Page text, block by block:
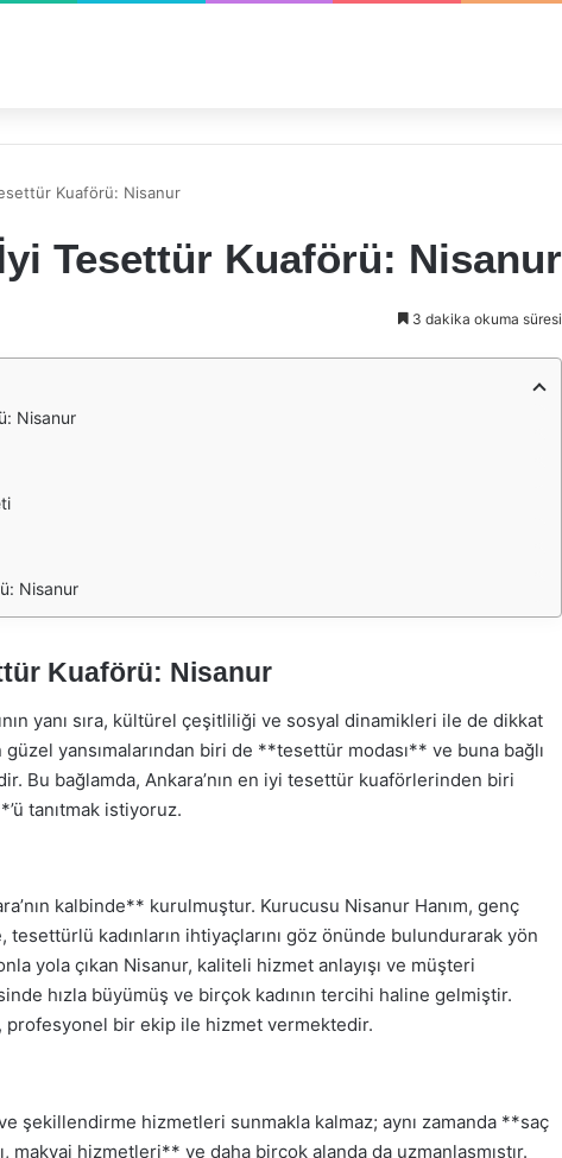
Kuaförü: Nisanur
Tesettür Kuaförü: Nisanur
3 dakika okuma süresi
Nisanur
Nisanur
Kuaförü: Nisanur
yanı sıra, kültürel çeşitliliği ve sosyal dinamikleri ile de dikkat
yansımalarından biri de **tesettür modası** ve buna bağlı
Bu bağlamda, Ankara’nın en iyi tesettür kuaförlerinden biri
tanıtmak istiyoruz.
kalbinde** kurulmuştur. Kurucusu Nisanur Hanım, genç
tesettürlü kadınların ihtiyaçlarını göz önünde bulundurarak yön
yola çıkan Nisanur, kaliteli hizmet anlayışı ve müşteri
hızla büyümüş ve birçok kadının tercihi haline gelmiştir.
profesyonel bir ekip ile hizmet vermektedir.
şekillendirme hizmetleri sunmakla kalmaz; aynı zamanda **saç
makyaj hizmetleri** ve daha birçok alanda da uzmanlaşmıştır.